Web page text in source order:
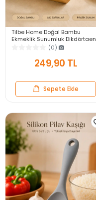
Tilbe Home Doğal Bambu
Ekmeklik Sunumluk Dikdörtgen
Kahvaltı ve Servis Sepeti
(0)
249,90 TL
Sepete Ekle